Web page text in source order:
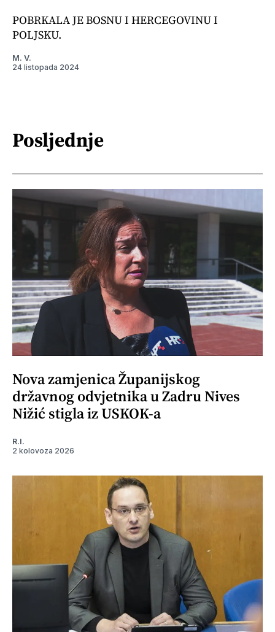
POBRKALA JE BOSNU I HERCEGOVINU I
POLJSKU.
M. V.
24 listopada 2024
Posljednje
Nova zamjenica Županijskog
državnog odvjetnika u Zadru Nives
Nižić stigla iz USKOK-a
R.I.
2 kolovoza 2026